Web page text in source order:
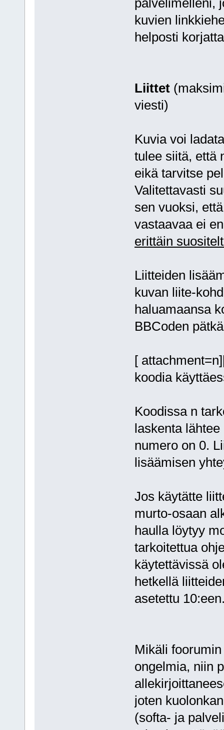
kuvien
helposti
Liittet
viesti)
Kuvia voi
tulee siitä, että
eikä tarvitse
Valitettavasti
sen vuoksi,
vastaavaa ei
erittäin
Liitteiden
kuvan liite-
haluamaansa
BBCoden
[
koodia
Koodissa n
laskenta
numero on 0.
lisäämisen
Jos käytätte
murto-osaan
haulla löytyy
tarkoitettua
käytettävissä
hetkellä
asetettu
Mikäli
ongelmia, niin
joten
(softa- ja